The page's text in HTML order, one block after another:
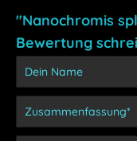
"Nanochromis
Bewertung